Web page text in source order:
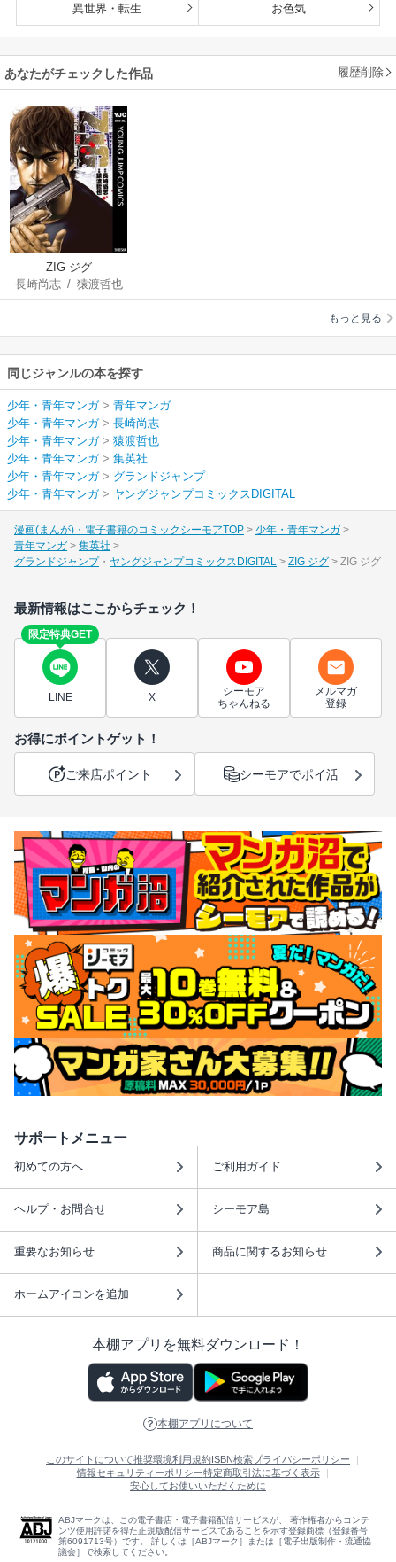
異世界・転生 お色気
あなたがチェックした作品 履歴削除
ZIG ジグ
長崎尚志/ 猿渡哲也
もっと見る
同じジャンルの本を探す
少年・青年マンガ> 青年マンガ
少年・青年マンガ> 長崎尚志
少年・青年マンガ> 猿渡哲也
少年・青年マンガ> 集英社
少年・青年マンガ> グランドジャンプ
少年・青年マンガ> ヤングジャンプコミックスDIGITAL
漫画(まんが)・電子書籍のコミックシーモアTOP
少年・青年マンガ
青年マンガ
集英社
グランドジャンプ
ヤングジャンプコミックスDIGITAL ZIG ジグ ZIG ジグ
最新情報はここからチェック！
限定特典GET
LINE X
シーモア
ちゃんねる
メルマガ
登録
お得にポイントゲット！
ご来店ポイント シーモアでポイ活
サポートメニュー
初めての方へ ご利用ガイド
ヘルプ・お問合せ シーモア島
重要なお知らせ 商品に関するお知らせ
ホームアイコンを追加
本棚アプリを無料ダウンロード！
本棚アプリについて
このサイトについて推奨環境利用規約 ISBN検索プライバシーポリシー
情報セキュリティーポリシー特定商取引法に基づく表示
安心してお使いいただくために
ABJマークは、この電子書店・電子書籍配信サービスが、 著作権者からコンテ
ンツ使用許諾を得た正規版配信サービスであることを示す登録商標（登録番号
第6091713号）です。 詳しくは［ABJマーク］または［電子出版制作・流通協
議会］で検索してください。